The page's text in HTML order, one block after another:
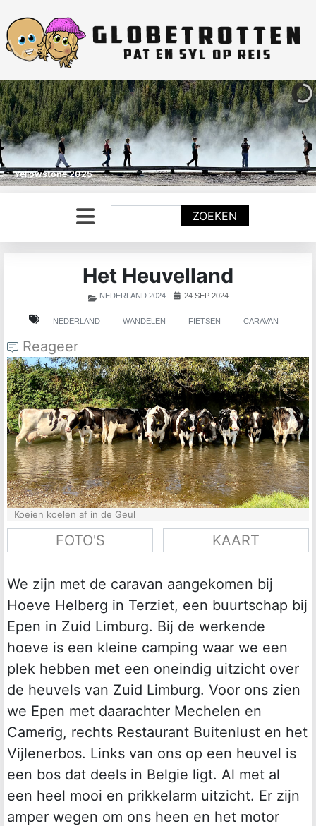
Yellowstone 2025
ZOEKEN
Het Heuvelland
NEDERLAND 2024 24 SEP 2024
NEDERLAND WANDELEN FIETSEN CARAVAN
Reageer
Koeien koelen af in de Geul
FOTO'S KAART
We zijn met de caravan aangekomen bij
Hoeve Helberg in Terziet, een buurtschap bij
Epen in Zuid Limburg. Bij de werkende
hoeve is een kleine camping waar we een
plek hebben met een oneindig uitzicht over
de heuvels van Zuid Limburg. Voor ons zien
we Epen met daarachter Mechelen en
Camerig, rechts Restaurant Buitenlust en het
Vijlenerbos. Links van ons op een heuvel is
een bos dat deels in Belgie ligt. Al met al
een heel mooi en prikkelarm uitzicht. Er zijn
amper wegen om ons heen en het motor